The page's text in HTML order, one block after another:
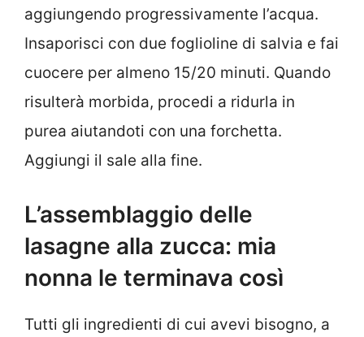
aggiungendo progressivamente l’acqua.
Insaporisci con due foglioline di salvia e fai
cuocere per almeno 15/20 minuti. Quando
risulterà morbida, procedi a ridurla in
purea aiutandoti con una forchetta.
Aggiungi il sale alla fine.
L’assemblaggio delle
lasagne alla zucca: mia
nonna le terminava così
Tutti gli ingredienti di cui avevi bisogno, a